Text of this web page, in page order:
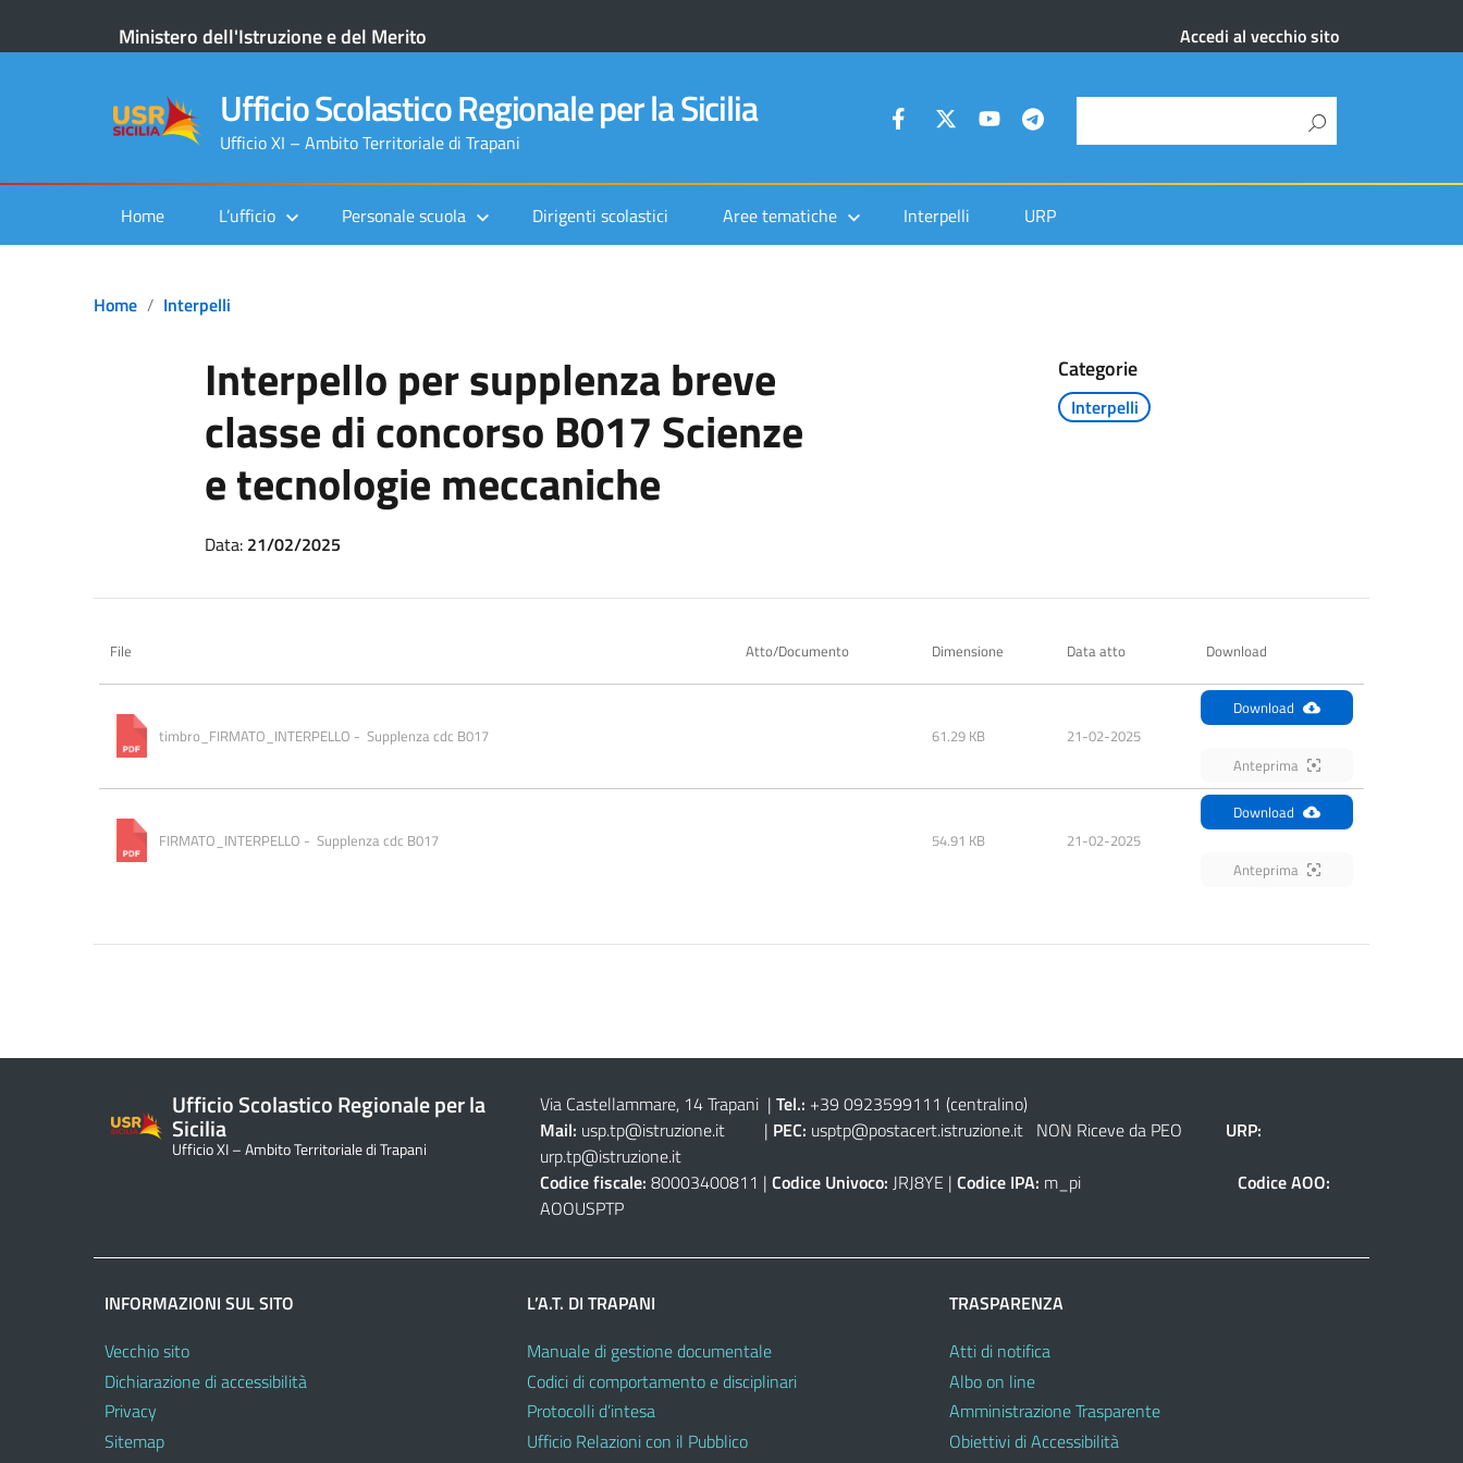
Ministero dell'Istruzione e del Merito Accedi al vecchio sito
Ufficio Scolastico Regionale per la Sicilia
Ufficio XI – Ambito Territoriale di Trapani
Home L’ufficio Personale scuola Dirigenti scolastici Aree tematiche Interpelli URP
Home Interpelli
Interpello per supplenza breve
classe di concorso B017 Scienze
e tecnologie meccaniche
Categorie
Interpelli
Data: 21/02/2025
File Atto/Documento Dimensione Data atto Download
timbro_FIRMATO_INTERPELLO -  Supplenza cdc B017 61.29 KB 21-02-2025
Download
Anteprima
FIRMATO_INTERPELLO -  Supplenza cdc B017 54.91 KB 21-02-2025
Download
Anteprima
Ufficio Scolastico Regionale per la
Sicilia
Ufficio XI – Ambito Territoriale di Trapani
Via Castellammare, 14 Trapani | Tel.: +39 0923599111 (centralino)
Mail: usp.tp@istruzione.it| PEC: usptp@postacert.istruzione.itNON Riceve da PEO URP:
urp.tp@istruzione.it
Codice fiscale: 80003400811 | Codice Univoco: JRJ8YE | Codice IPA: m_pi Codice AOO:
AOOUSPTP
INFORMAZIONI SUL SITO
Vecchio sito
Dichiarazione di accessibilità
Privacy
Sitemap
L’A.T. DI TRAPANI
Manuale di gestione documentale
Codici di comportamento e disciplinari
Protocolli d’intesa
Ufficio Relazioni con il Pubblico
TRASPARENZA
Atti di notifica
Albo on line
Amministrazione Trasparente
Obiettivi di Accessibilità